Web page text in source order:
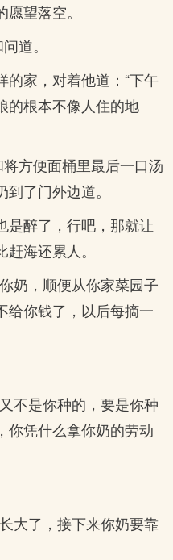
望落空。
道。
的家，对着他道：“下午
的根本不像人住的地
方便面桶里最后一口汤
了门外边道。
是醉了，行吧，那就让
海还累人。
奶，顺便从你家菜园子
给你钱了，以后每摘一
不是你种的，要是你种
你凭什么拿你奶的劳动
大了，接下来你奶要靠